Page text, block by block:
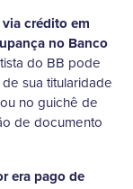
crédito em
no Banco
do BB pode
sua titularidade
ou no guichê de
de documento
era pago de